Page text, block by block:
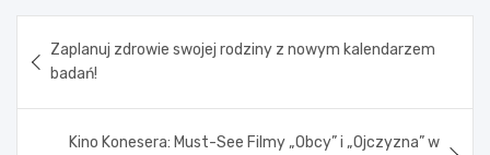
wpisu
Zaplanuj zdrowie swojej rodziny z nowym kalendarzem
badań!
Kino Konesera: Must-See Filmy „Obcy” i „Ojczyzna” w